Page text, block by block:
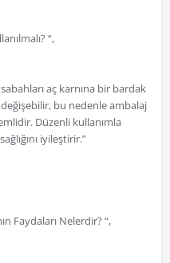
“,
aç karnına bir bardak
değişebilir, bu nedenle ambalaj
Düzenli kullanımla
iyileştirir.”
Faydaları Nelerdir? “,